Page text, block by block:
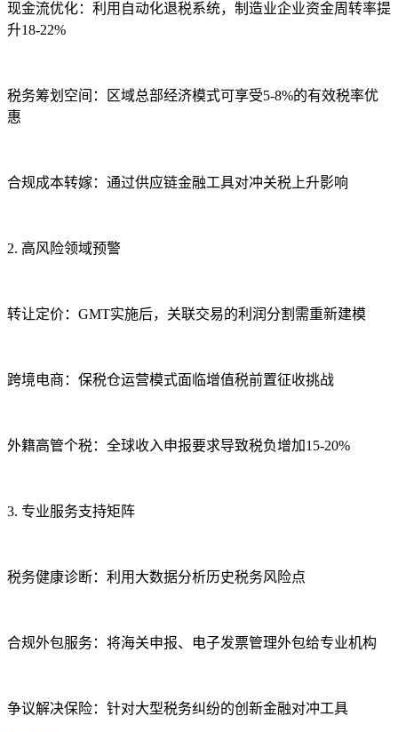
现金流优化：利用自动化退税系统，制造业企业资金周转率提
升18-22%
税务筹划空间：区域总部经济模式可享受5-8%的有效税率优
惠
合规成本转嫁：通过供应链金融工具对冲关税上升影响
2. 高风险领域预警
转让定价：GMT实施后，关联交易的利润分割需重新建模
跨境电商：保税仓运营模式面临增值税前置征收挑战
外籍高管个税：全球收入申报要求导致税负增加15-20%
3. 专业服务支持矩阵
税务健康诊断：利用大数据分析历史税务风险点
合规外包服务：将海关申报、电子发票管理外包给专业机构
争议解决保险：针对大型税务纠纷的创新金融对冲工具